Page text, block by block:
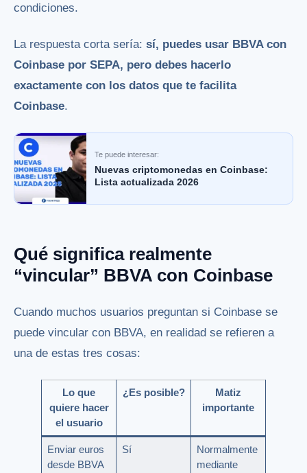
condiciones.
La respuesta corta sería: sí, puedes usar BBVA con
Coinbase por SEPA, pero debes hacerlo
exactamente con los datos que te facilita
Coinbase.
Te puede interesar:
Nuevas criptomonedas en Coinbase:
Lista actualizada 2026
Qué significa realmente
“vincular” BBVA con Coinbase
Cuando muchos usuarios preguntan si Coinbase se
puede vincular con BBVA, en realidad se refieren a
una de estas tres cosas:
Lo que
quiere hacer
el usuario
¿Es posible?
Matiz
importante
Enviar euros
desde BBVA
Sí
Normalmente
mediante